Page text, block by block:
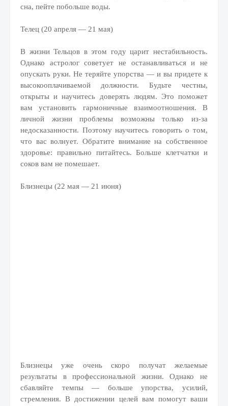
сна, пейте побольше воды.
Телец (20 апреля — 21 мая)
В жизни Тельцов в этом году царит нестабильность.
Однако астролог советует не останавливаться и не
опускать руки. Не теряйте упорства — и вы придете к
высокооплачиваемой должности. Будьте честны,
открыты и научитесь доверять людям. Это поможет
вам установить гармоничные взаимоотношения. В
личной жизни проблемы возможны только из-за
недосказанности. Поэтому научитесь говорить о том,
что вас волнует. Обратите внимание на собственное
здоровье: правильно питайтесь. Больше клетчатки и
соков вам не помешает.
Близнецы (22 мая — 21 июня)
Близнецы уже очень скоро получат желаемые
результаты в профессиональной жизни. Однако не
сбавляйте темпы — больше упорства, усилий,
стремления. В достижении целей вам помогут ваши